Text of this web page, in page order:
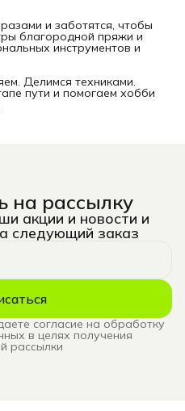
и заботятся, чтобы
благородной пряжи и
инструментов и
Делимся техниками.
пути и помогаем хобби
на рассылку
акции и новости и
следующий заказ
согласие на обработку
в целях получения
рассылки